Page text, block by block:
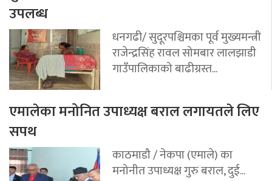
उपलब्ध
धनगढी/ सुदूरपश्चिमका पूर्व मुख्यमन्त्री
राजेन्द्रसिंह रावल सोमबार लालझाडी
गाउँपालिकाको बाढीग्रस्त...
एमालेका मनोनित उपाध्यक्ष बराल लगायतले लिए
सपथ
काठमाडौ / नेकपा (एमाले) का
मनोनीत उपाध्यक्ष गुरु बराल, दुई...